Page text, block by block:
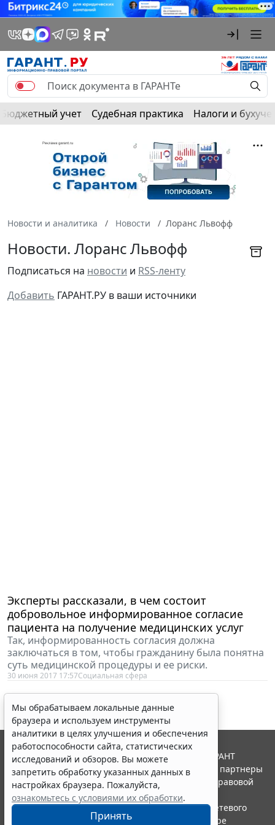
Бюджетный учет Судебная практика Налоги и
Новости и аналитика Новости Лоранс Львофф
Новости. Лоранс Львофф
Подписаться на новости и RSS-ленту
Добавить ГАРАНТ.РУ в ваши источники
Эксперты рассказали, в чем состоит
добровольное информированное согласие
пациента на получение медицинских услуг
Так, информированность согласия должна
заключаться в том, чтобы гражданину была понятна
суть медицинской процедуры и ее риски.
30 июня 2017 17:57Социальная сфера
Мы обрабатываем локальные данные
браузера и используем инструменты
аналитики в целях улучшения и обеспечения
работоспособности сайта, статистических
исследований и обзоров. Вы можете
запретить обработку указанных данных в
настройках браузера. Пожалуйста,
ознакомьтесь с условиями их обработки.
Принять
© ООО "НПП "ГАРАНТ-СЕРВИС", 2026. Система ГАРАНТ
выпускается с 1990 года. Компания "Гарант" и ее партнеры
являются участниками Российской ассоциации правовой
информации ГАРАНТ.
Портал ГАРАНТ.РУ зарегистрирован в качестве сетевого
издания Федеральной службой по надзору в сфере